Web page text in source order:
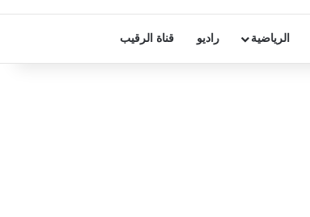
الرياضية راديو قناة الرقيب